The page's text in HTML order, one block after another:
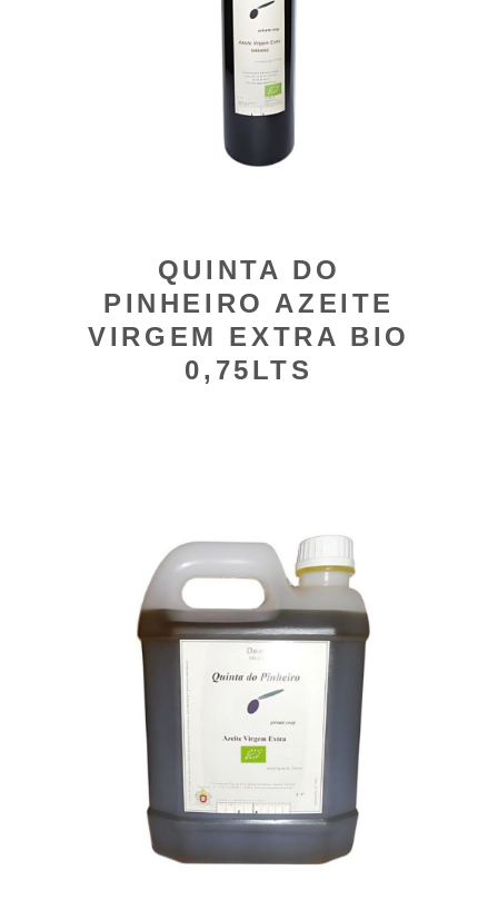
QUINTA DO
PINHEIRO AZEITE
VIRGEM EXTRA BIO
0,75LTS